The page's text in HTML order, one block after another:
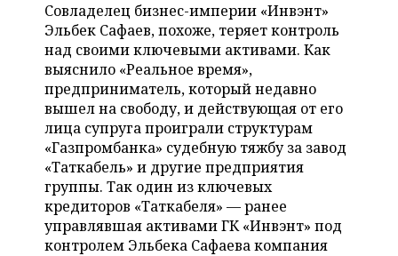
КОРОЛИ ГОСЗАКАЗА ПФО
ВУЗЫ ТАТАРСТАНА
КОМУ ПРИНАДЛЕЖАТ
ТОРГОВЫЕ ЦЕНТРЫ
ТАТАРСТАНА
ФИНАНСЫ
БАНКИ
БЮДЖЕТ
ИНВЕСТИЦИИ
НОВОСТИ
ПРОМЫШЛЕННОСТИ
АГРОПРОМ
МАШИНОСТРОЕНИЕ
НЕФТЕХИМИЯ
НЕФТЬ
ОПК
НЕДВИЖИМОСТЬ
НОВОСТИ НЕДВИЖИМОСТИ
АВТО
НОВОСТИ АВТО
БИЗНЕС
НОВОСТИ БИЗНЕСА
РОЗНИЧНАЯ ТОРГОВЛЯ
ТРАНСПОРТ
ТЕХНОЛОГИИ
НОВОСТИ ТЕХНОЛОГИЙ
МЕРОПРИЯТИЯ
НОВОСТИ МЕРОПРИЯТИЙ
СПОРТ
Совладелец бизнес-империи «Инвэнт»
Эльбек Сафаев, похоже, теряет контроль
над своими ключевыми активами. Как
выяснило «Реальное время»,
предприниматель, который недавно
вышел на свободу, и действующая от его
лица супруга проиграли структурам
«Газпромбанка» судебную тяжбу за завод
«Таткабель» и другие предприятия
группы. Так один из ключевых
кредиторов «Таткабеля» — ранее
управлявшая активами ГК «Инвэнт» под
контролем Эльбека Сафаева компания